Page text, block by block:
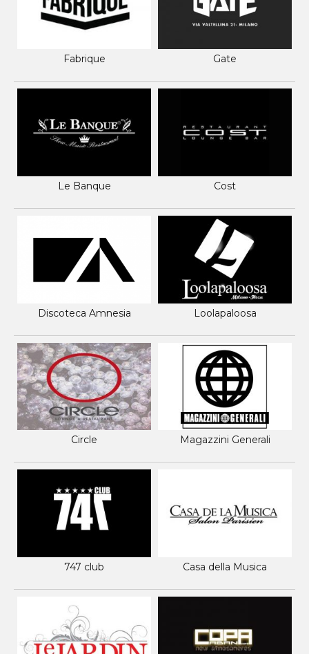
Fabrique Gate
Le Banque Cost
Discoteca Amnesia Loolapaloosa
Circle Magazzini Generali
747 club Casa della Musica